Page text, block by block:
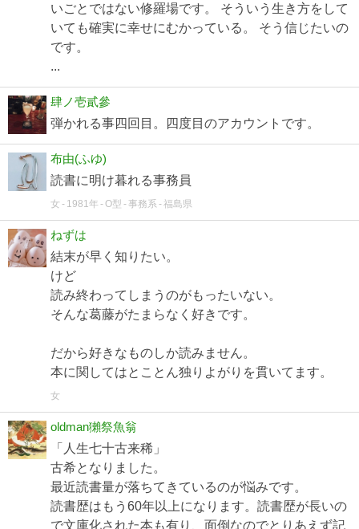
いごとではない修羅場です。 そういう生き方をして
いても確実に幸せにむかっている。 そう信じたいの
です。
...
肆ノ壱貳參
弾かれる事四回目。四度目のアカウントです。
布由(ふゆ)
読書に明け暮れる事務員
女 1981年 O型 事務系 福島県
ねずは
結末が早く知りたい。
けど
読み終わってしまうのがもったいない。
そんな葛藤がたまらなく好きです。
だから好きなものしか読みません。
本に関してはとことん独りよがりを貫いてます。
女
oldman獺祭魚翁
「人生七十古来稀」
古希となりました。
最近読書量が落ちてきているのが悩みです。
読書歴はもう60年以上になります。読書歴が長いの
で文庫化された本も有り、面倒なのでとりあえず記